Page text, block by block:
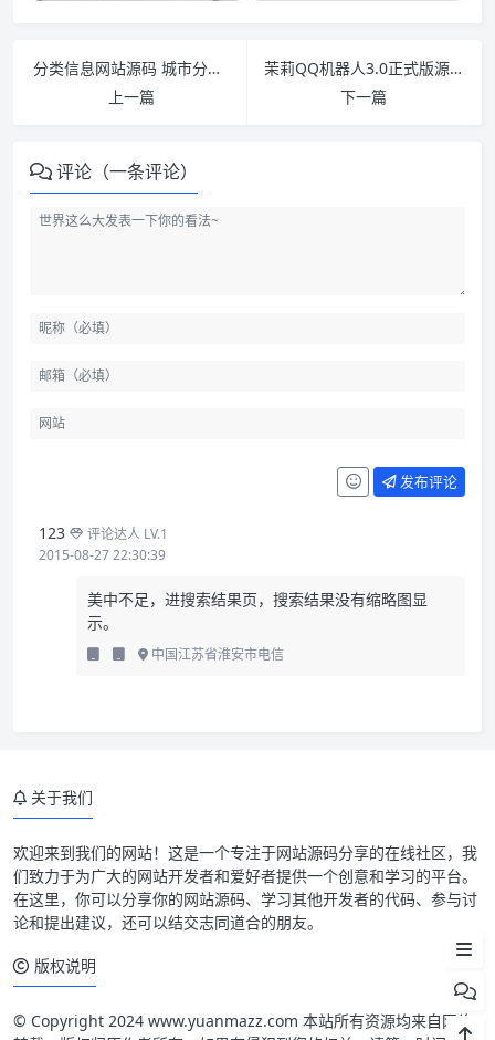
分类信息网站源码 城市分类系统 去后门完整版分类信息源码免注册免费下载
上一篇
茉莉QQ机器人3.0正式版源码 多用户带后台带群管功能 自带计划任务系统
下一篇
评论（一条评论）
发布评论
123
评论达人 LV.1
2015-08-27 22:30:39
美中不足，进搜索结果页，搜索结果没有缩略图显
示。
中国江苏省淮安市电信
源码截图
特色功能
安装说明
关于我们
欢迎来到我们的网站！这是一个专注于网站源码分享的在线社区，我
们致力于为广大的网站开发者和爱好者提供一个创意和学习的平台。
在这里，你可以分享你的网站源码、学习其他开发者的代码、参与讨
论和提出建议，还可以结交志同道合的朋友。
版权说明
© Copyright 2024 www.yuanmazz.com 本站所有资源均来自网络